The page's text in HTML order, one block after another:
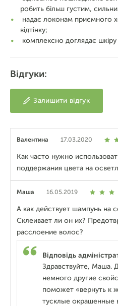
робить більш густим,
надає локонам приємного
відтінку;
комплексно доглядає
Відгуки:
Залишити відгук
Валентина 17.03.2020
Как часто нужно
поддержания цвета на
Маша 16.05.2019
А как действует шампунь на
Склеивает ли он их?
расслоение волос?
Відповідь
Здравствуйте, Маша.
немного другие
поможет «вернуть к
тусклые окрашенные